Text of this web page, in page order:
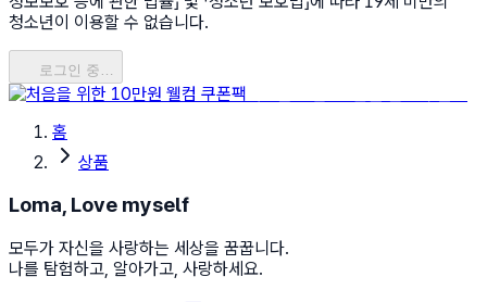
청소년이 이용할 수 없습니다.
로그인 중…
홈
상품
Loma, Love myself
모두가 자신을 사랑하는 세상을 꿈꿉니다.
나를 탐험하고, 알아가고, 사랑하세요.